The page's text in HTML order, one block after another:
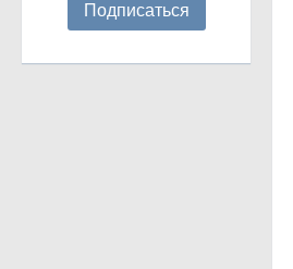
Подписаться